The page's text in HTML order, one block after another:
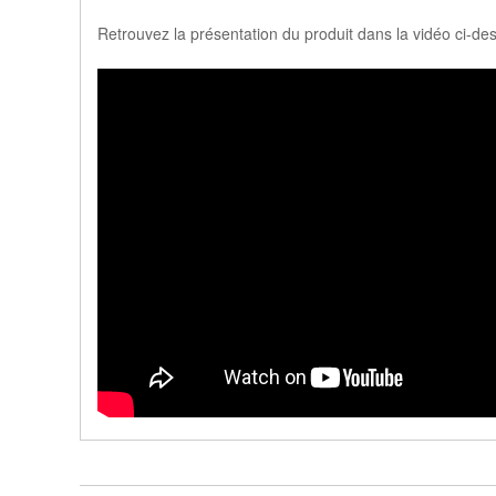
Retrouvez la présentation du produit dans la vidéo ci-